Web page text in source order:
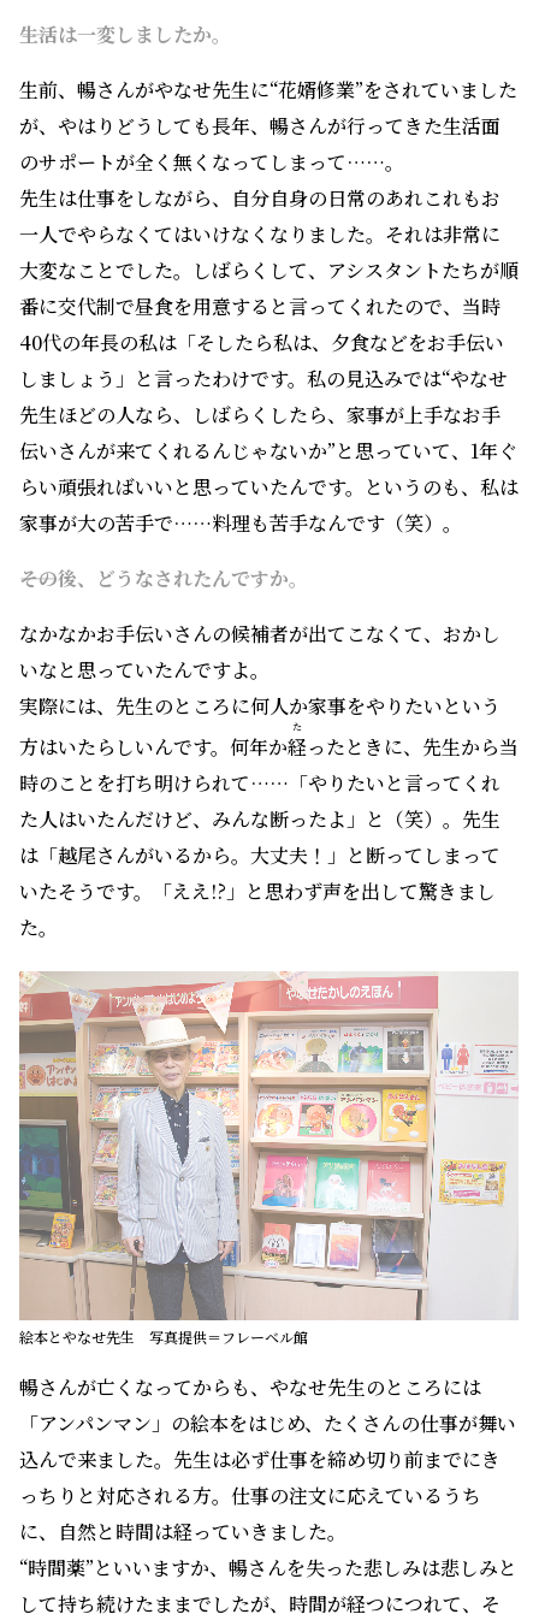
――生活は一変しましたか。
生前、暢さんがやなせ先生に“花婿修業”をされていました
が、やはりどうしても長年、暢さんが行ってきた生活面
のサポートが全く無くなってしまって……。
先生は仕事をしながら、自分自身の日常のあれこれもお
一人でやらなくてはいけなくなりました。それは非常に
大変なことでした。しばらくして、アシスタントたちが順
番に交代制で昼食を用意すると言ってくれたので、当時
40代の年長の私は「そしたら私は、夕食などをお手伝い
しましょう」と言ったわけです。私の見込みでは“やなせ
先生ほどの人なら、しばらくしたら、家事が上手なお手
伝いさんが来てくれるんじゃないか”と思っていて、1年ぐ
らい頑張ればいいと思っていたんです。というのも、私は
家事が大の苦手で……料理も苦手なんです（笑）。
――その後、どうなされたんですか。
なかなかお手伝いさんの候補者が出てこなくて、おかし
いなと思っていたんですよ。
実際には、先生のところに何人か家事をやりたいという
方はいたらしいんです。何年か経
た
ったときに、先生から当
時のことを打ち明けられて……「やりたいと言ってくれ
た人はいたんだけど、みんな断ったよ」と（笑）。先生
は「越尾さんがいるから。大丈夫！」と断ってしまって
いたそうです。「ええ!?」と思わず声を出して驚きまし
た。
絵本とやなせ先生 写真提供＝フレーベル館
暢さんが亡くなってからも、やなせ先生のところには
「アンパンマン」の絵本をはじめ、たくさんの仕事が舞い
込んで来ました。先生は必ず仕事を締め切り前までにき
っちりと対応される方。仕事の注文に応えているうち
に、自然と時間は経っていきました。
“時間薬”といいますか、暢さんを失った悲しみは悲しみと
して持ち続けたままでしたが、時間が経つにつれて、そ